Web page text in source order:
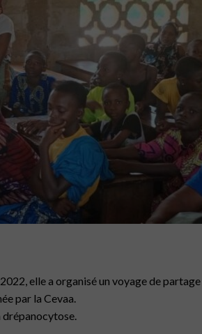
elle a organisé un voyage de
par la Cevaa.
drépanocytose.